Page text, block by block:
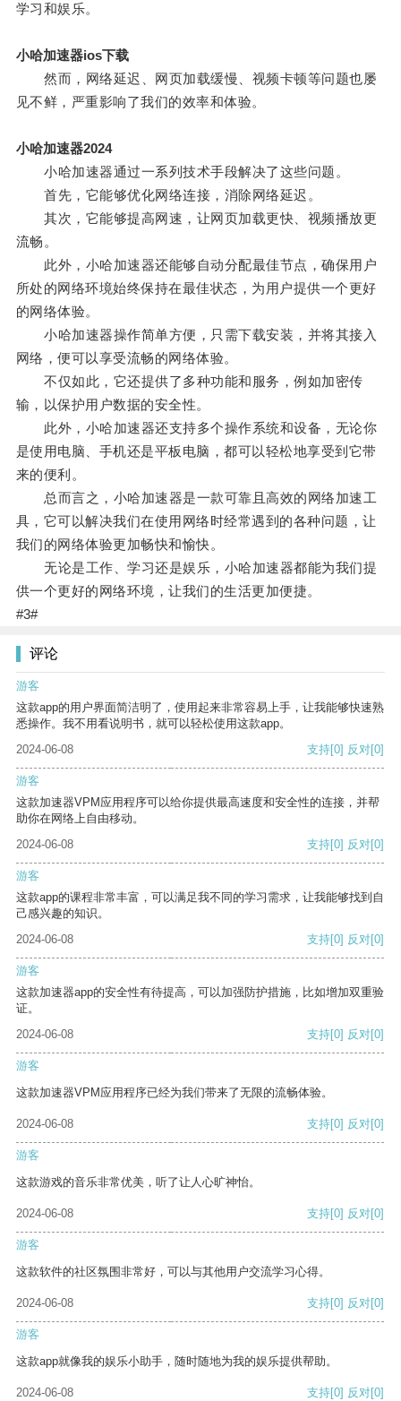
学习和娱乐。
小哈加速器ios下载
然而，网络延迟、网页加载缓慢、视频卡顿等问题也屡
见不鲜，严重影响了我们的效率和体验。
小哈加速器2024
小哈加速器通过一系列技术手段解决了这些问题。
首先，它能够优化网络连接，消除网络延迟。
其次，它能够提高网速，让网页加载更快、视频播放更
流畅。
此外，小哈加速器还能够自动分配最佳节点，确保用户
所处的网络环境始终保持在最佳状态，为用户提供一个更好
的网络体验。
小哈加速器操作简单方便，只需下载安装，并将其接入
网络，便可以享受流畅的网络体验。
不仅如此，它还提供了多种功能和服务，例如加密传
输，以保护用户数据的安全性。
此外，小哈加速器还支持多个操作系统和设备，无论你
是使用电脑、手机还是平板电脑，都可以轻松地享受到它带
来的便利。
总而言之，小哈加速器是一款可靠且高效的网络加速工
具，它可以解决我们在使用网络时经常遇到的各种问题，让
我们的网络体验更加畅快和愉快。
无论是工作、学习还是娱乐，小哈加速器都能为我们提
供一个更好的网络环境，让我们的生活更加便捷。
#3#
评论
游客
这款app的用户界面简洁明了，使用起来非常容易上手，让我能够快速熟
悉操作。我不用看说明书，就可以轻松使用这款app。
2024-06-08
支持[0] 反对[0]
游客
这款加速器VPM应用程序可以给你提供最高速度和安全性的连接，并帮
助你在网络上自由移动。
2024-06-08
支持[0] 反对[0]
游客
这款app的课程非常丰富，可以满足我不同的学习需求，让我能够找到自
己感兴趣的知识。
2024-06-08
支持[0] 反对[0]
游客
这款加速器app的安全性有待提高，可以加强防护措施，比如增加双重验
证。
2024-06-08
支持[0] 反对[0]
游客
这款加速器VPM应用程序已经为我们带来了无限的流畅体验。
2024-06-08 支持[0] 反对[0]
游客
这款游戏的音乐非常优美，听了让人心旷神怡。
2024-06-08 支持[0] 反对[0]
游客
这款软件的社区氛围非常好，可以与其他用户交流学习心得。
2024-06-08 支持[0] 反对[0]
游客
这款app就像我的娱乐小助手，随时随地为我的娱乐提供帮助。
2024-06-08 支持[0] 反对[0]